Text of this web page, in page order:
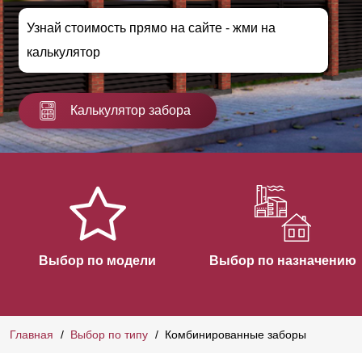
Узнай стоимость прямо на сайте - жми на
калькулятор
Калькулятор забора
Выбор по модели Выбор по назначению
Главная Выбор по типу Комбинированные заборы